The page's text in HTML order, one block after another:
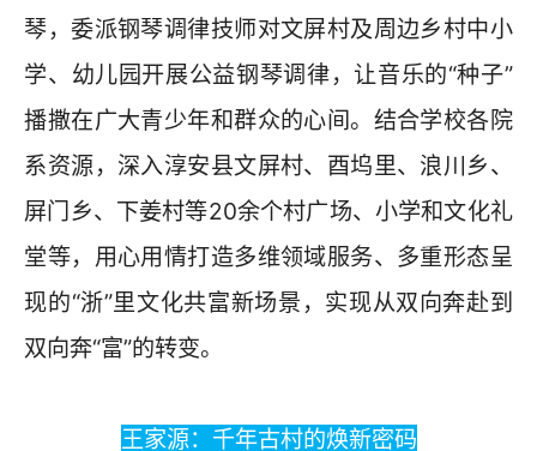
琴，委派钢琴调律技师对文屏村及周边乡村中小
学、幼儿园开展公益钢琴调律，让音乐的“种子”
播撒在广大青少年和群众的心间。结合学校各院
系资源，深入淳安县文屏村、酉坞里、浪川乡、
屏门乡、下姜村等20余个村广场、小学和文化礼
堂等，用心用情打造多维领域服务、多重形态呈
现的“浙”里文化共富新场景，实现从双向奔赴到
双向奔“富”的转变。
王家源：千年古村的焕新密码